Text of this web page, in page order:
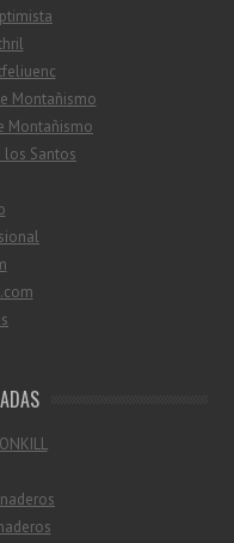
Montañismo
Montañismo
los Santos